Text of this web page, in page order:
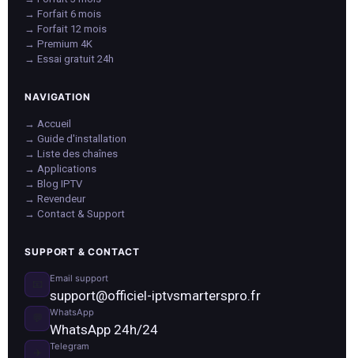
→ Forfait 6 mois
→ Forfait 12 mois
→ Premium 4K
→ Essai gratuit 24h
NAVIGATION
→ Accueil
→ Guide d'installation
→ Liste des chaînes
→ Applications
→ Blog IPTV
→ Revendeur
→ Contact & Support
SUPPORT & CONTACT
Email support
support@officiel-iptvsmarterspro.fr
WhatsApp
WhatsApp 24h/24
Telegram